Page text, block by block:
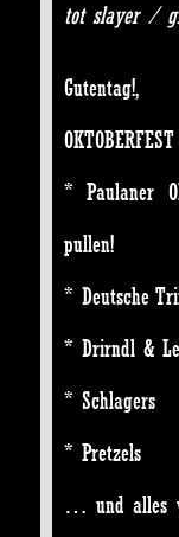
tot slayer /
Gutentag!,
* Paulaner
pullen!
* Deutsche
* Drirndl &
* Schlagers
* Pretzels
… und alles